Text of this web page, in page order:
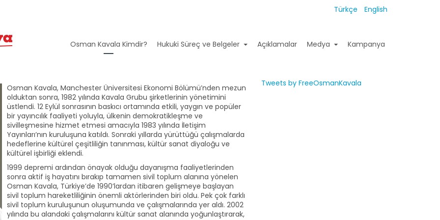
Türkçe English
Osman Kavala Kimdir? Hukuki Süreç ve Belgeler Açıklamalar Medya Kampanya
Osman Kavala, Manchester Üniversitesi Ekonomi Bölümü’nden mezun
olduktan sonra, 1982 yılında Kavala Grubu şirketlerinin yönetimini
üstlendi. 12 Eylül sonrasının baskıcı ortamında etkili, yaygın ve popüler
bir yayıncılık faaliyeti yoluyla, ülkenin demokratikleşme ve
sivilleşmesine hizmet etmesi amacıyla 1983 yılında İletişim
Yayınları’nın kuruluşuna katıldı. Sonraki yıllarda yürüttüğü çalışmalarda
hedeflerine kültürel çeşitliliğin tanınması, kültür sanat diyaloğu ve
kültürel işbirliği eklendi.
1999 depremi ardından önayak olduğu dayanışma faaliyetlerinden
sonra aktif iş hayatını bırakıp tamamen sivil toplum alanına yönelen
Osman Kavala, Türkiye’de 1990’lardan itibaren gelişmeye başlayan
sivil toplum hareketliliğinin önemli aktörlerinden biri oldu. Pek çok farklı
sivil toplum kuruluşunun oluşumunda ve çalışmalarında yer aldı. 2002
yılında bu alandaki çalışmalarını kültür sanat alanında yoğunlaştırarak,
Tweets by FreeOsmanKavala